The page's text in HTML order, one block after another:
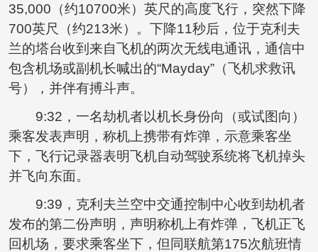
35,000（约10700米）英尺的高度飞行，突然下降
700英尺（约213米）。下降11秒后，位于克利夫
兰的塔台收到来自飞机的两次无线电通讯，通信中
包含机场或副机长喊出的“Mayday”（飞机求救讯
号），并伴有搏斗声。
9:32，一名劫机者以机长身份向（或试图向）
乘客发表声明，称机上携带有炸弹，示意乘客坐
下，飞行记录器表明飞机自动驾驶系统将飞机掉头
并飞向东面。
9:39，克利夫兰空中交通控制中心收到劫机者
发布的第二份声明，声明称机上有炸弹，飞机正飞
回机场，要求乘客坐下，但同联航第175次航班情